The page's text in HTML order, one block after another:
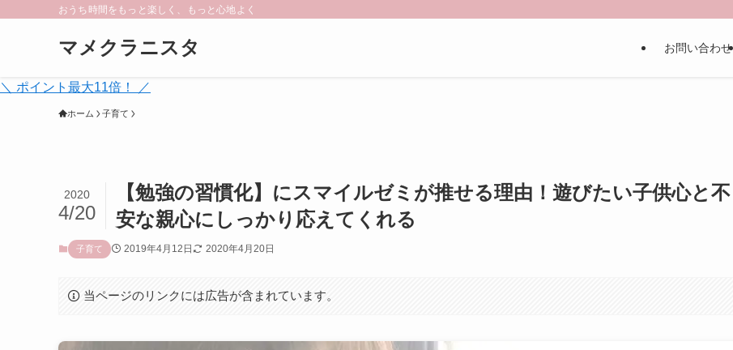
おうち時間をもっと楽しく、もっと心地よく
マメクラニスタ お問い合わせ
＼ ポイント最大11倍！ ／
ホーム 子育て
【勉強の習慣化】にスマイルゼミが推せる理由！遊びたい子供心と不
安な親心にしっかり応えてくれる
2020
4/20
子育て 2019年4月12日 2020年4月20日
当ページのリンクには広告が含まれています。